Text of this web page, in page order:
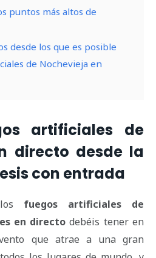
puntos más altos de
desde los que es posible
de Nochevieja en
artificiales de
directo desde la
con entrada
fuegos artificiales de
en directo debéis tener en
que atrae a una gran